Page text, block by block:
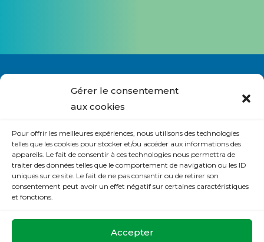
Gérer le consentement
aux cookies
Pour offrir les meilleures expériences, nous utilisons des technologies
telles que les cookies pour stocker et/ou accéder aux informations des
appareils. Le fait de consentir à ces technologies nous permettra de
traiter des données telles que le comportement de navigation ou les ID
uniques sur ce site. Le fait de ne pas consentir ou de retirer son
consentement peut avoir un effet négatif sur certaines caractéristiques
et fonctions.
Accepter
Nous contacter
S’abonner à la lettre du site
Politique de cookies (UE)
Déclaration de confidentialité (UE)